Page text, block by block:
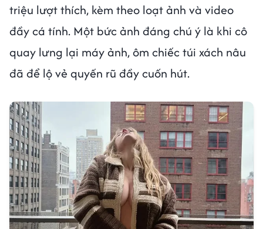
triệu lượt thích, kèm theo loạt ảnh và video
đầy cá tính. Một bức ảnh đáng chú ý là khi cô
quay lưng lại máy ảnh, ôm chiếc túi xách nâu
đã để lộ vẻ quyến rũ đầy cuốn hút.